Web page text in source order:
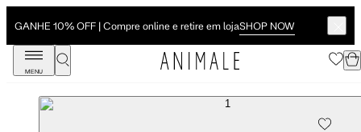
GANHE 10% OFF | Compre online e retire em lojaSHOP NOW
MENU